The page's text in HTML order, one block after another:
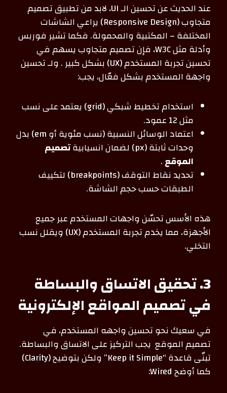
عند الحديث عن تحسين الـ UI، لابد من تطبيق تصميم
متجاوب (Responsive Design) يراعي الشاشات
المختلفة – المكتبية والمحمولة. فكما تشير فوربس
وأدلة مثل W3C، فإن تصميم متجاوب يسهم في
تحسين تجربة المستخدم (UX) بشكل كبير . ولـ تحسين
واجهة المستخدم بشكل فعّال، يجب:
استخدام تخطيط شبكي (grid) يعتمد على نسب
مثل 12 عمود.
اعتماد الوسائل النسبية (نسب مئوية أو em) بدل
وحدات ثابتة (px) لضمان انسيابية
تصميم
الموقع.
تحديد نقاط التوقف (breakpoints) لتكييف
الطبقات حسب حجم الشاشة.
هذه الأسس تحسّن واجهات المستخدم عبر جميع
الأجهزة، مما يخدم تجربة المستخدم (UX) ويقلل نسب
التخلي.
3. تحقيق الاتساق والبساطة
في تصميم المواقع الإلكترونية
في سعيك نحو تحسين واجهه المستخدم، في
تصميم الموقع يجب التركيز على الاتساق والبساطة.
تبنّى قاعدة “Keep it Simple” ولكن بتوضيح (Clarity)
كما أوضح Wired: